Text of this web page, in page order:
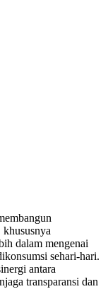
khususnya
dalam mengenai
sehari-hari.
antara
transparansi dan